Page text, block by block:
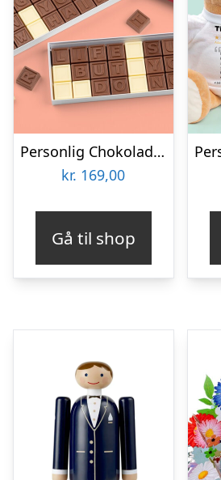
Personlig Chokolade med Tekst
kr. 169,00
Gå til shop